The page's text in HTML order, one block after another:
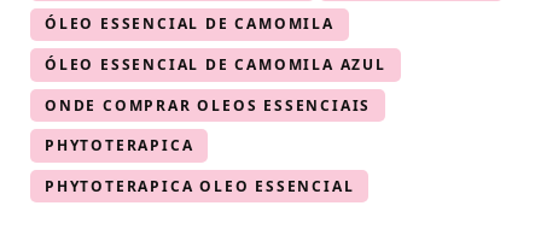
ÓLEO ESSENCIAL DE CAMOMILA
ÓLEO ESSENCIAL DE CAMOMILA AZUL
ONDE COMPRAR OLEOS ESSENCIAIS
PHYTOTERAPICA
PHYTOTERAPICA OLEO ESSENCIAL